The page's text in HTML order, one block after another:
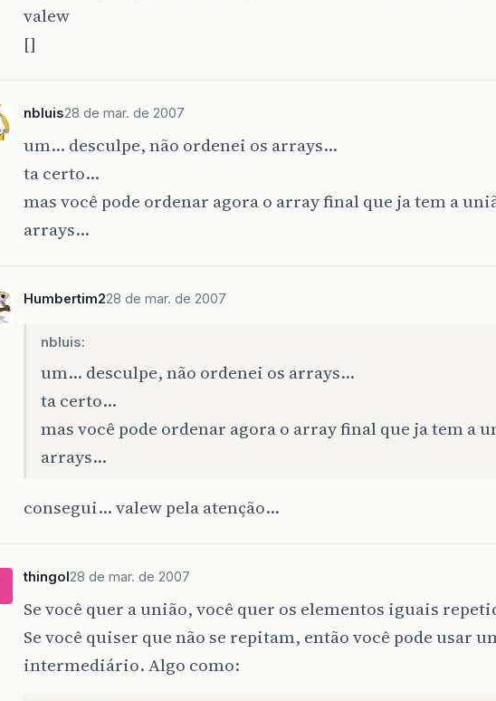
valew
[]
nbluis28 de mar. de 2007
um… desculpe, não ordenei os arrays…
ta certo…
mas você pode ordenar agora o array final que ja tem a
arrays…
Humbertim228 de mar. de 2007
nbluis:
um… desculpe, não ordenei os arrays…
ta certo…
mas você pode ordenar agora o array final que ja tem a
arrays…
consegui… valew pela atenção…
thingol28 de mar. de 2007
Se você quer a união, você quer os elementos iguais
Se você quiser que não se repitam, então você pode usar
intermediário. Algo como: